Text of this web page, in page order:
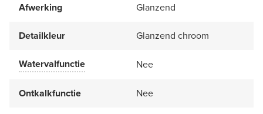
Afwerking Glanzend
Detailkleur Glanzend chroom
Watervalfunctie Nee
Ontkalkfunctie Nee